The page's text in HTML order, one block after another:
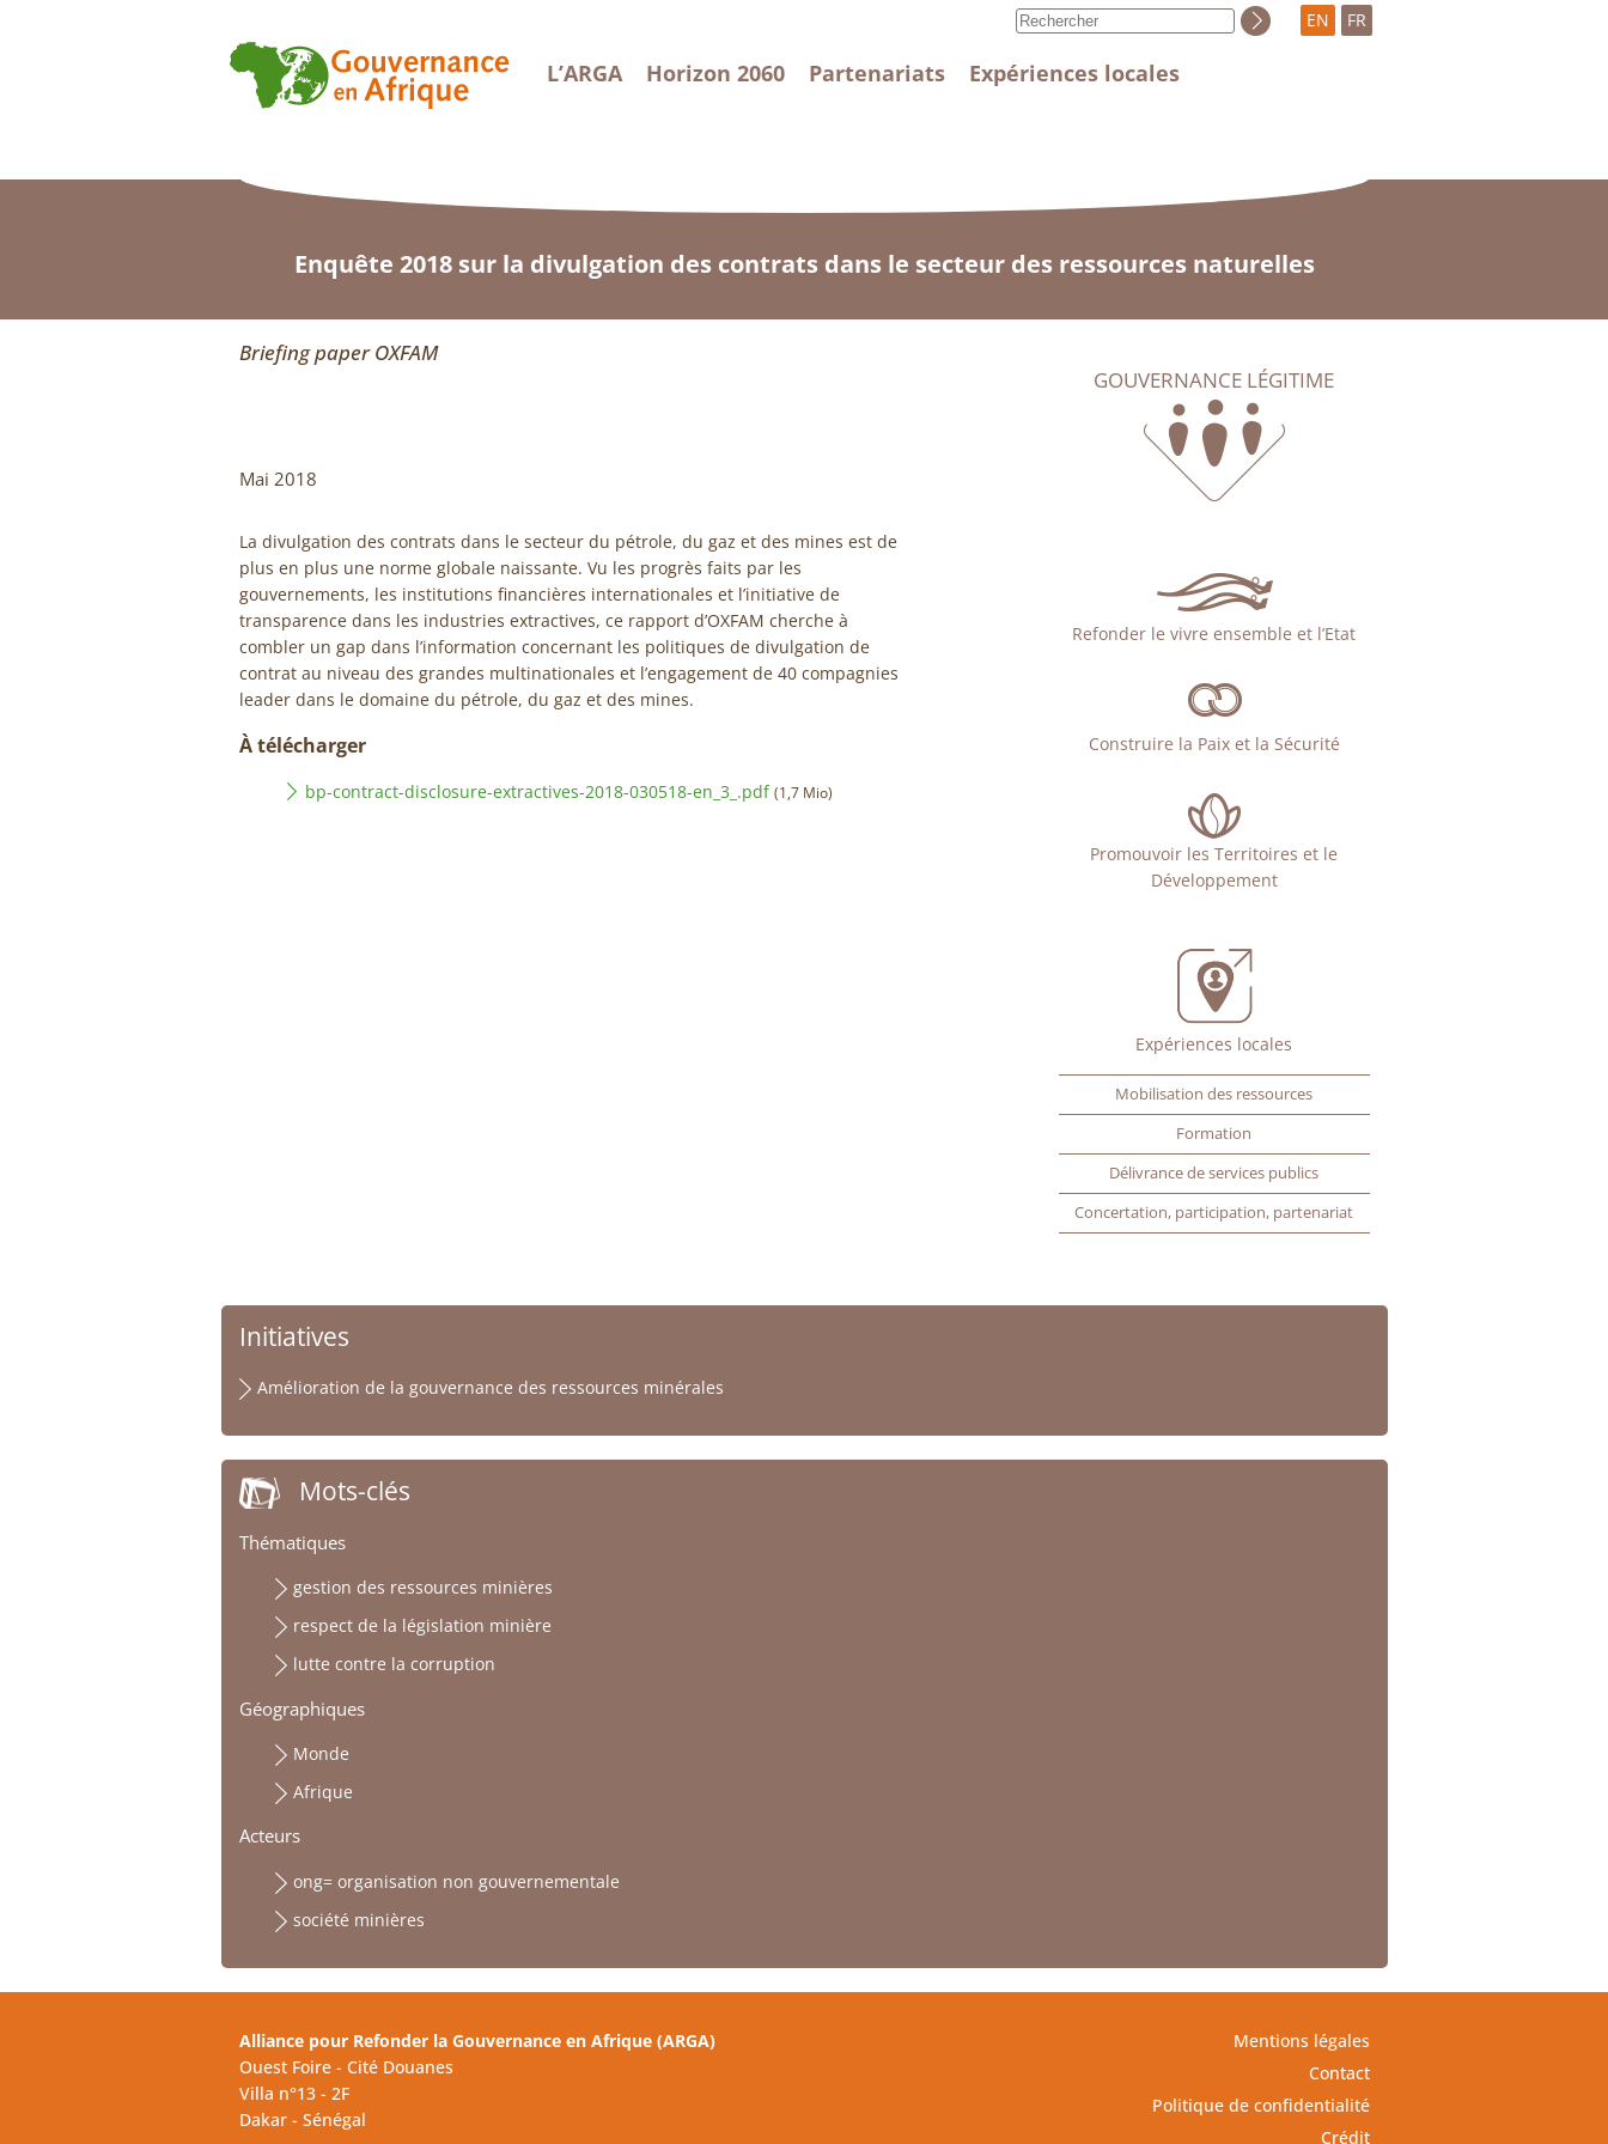
L’ARGA Horizon 2060 Partenariats Expériences locales
EN FR
Enquête 2018 sur la divulgation des contrats dans le secteur des ressources naturelles
Briefing paper OXFAM
Mai 2018
La divulgation des contrats dans le secteur du pétrole, du gaz et des mines est de
plus en plus une norme globale naissante. Vu les progrès faits par les
gouvernements, les institutions financières internationales et l’initiative de
transparence dans les industries extractives, ce rapport d’OXFAM cherche à
combler un gap dans l’information concernant les politiques de divulgation de
contrat au niveau des grandes multinationales et l’engagement de 40 compagnies
leader dans le domaine du pétrole, du gaz et des mines.
À télécharger
bp-contract-disclosure-extractives-2018-030518-en_3_.pdf (1,7 Mio)
GOUVERNANCE LÉGITIME
Refonder le vivre ensemble et l’Etat
Construire la Paix et la Sécurité
Promouvoir les Territoires et le
Développement
Expériences locales
Mobilisation des ressources
Formation
Délivrance de services publics
Concertation, participation, partenariat
Initiatives
Amélioration de la gouvernance des ressources minérales
Mots-clés
Thématiques
gestion des ressources minières
respect de la législation minière
lutte contre la corruption
Géographiques
Monde
Afrique
Acteurs
ong= organisation non gouvernementale
société minières
Alliance pour Refonder la Gouvernance en Afrique (ARGA)
Ouest Foire - Cité Douanes
Villa n°13 - 2F
Dakar - Sénégal
Mentions légales
Contact
Politique de confidentialité
Crédit